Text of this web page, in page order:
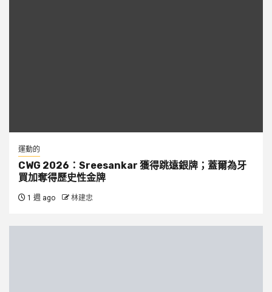
運動的
CWG 2026：Sreesankar 獲得跳遠銀牌；蓋爾為牙
買加奪得歷史性金牌
1 週 ago 林建忠